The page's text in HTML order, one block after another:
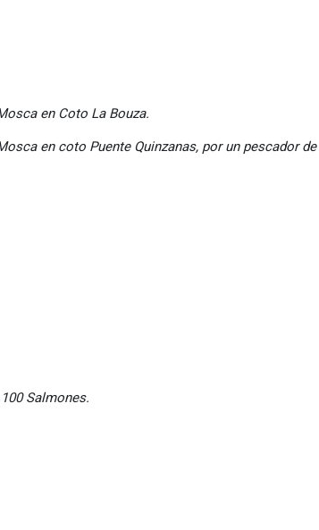
en Coto La Bouza.
en coto Puente Quinzanas, por un pescador
100 Salmones.